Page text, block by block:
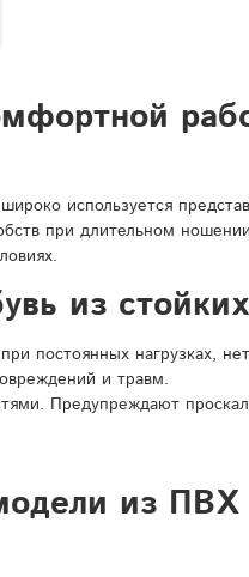
используется
при длительном
из
постоянных нагрузках,
и травм.
Предупреждают
из